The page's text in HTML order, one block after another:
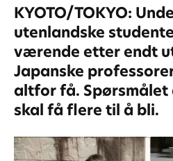
KYOTO/TOKYO:
utenlandske
værende etter endt
Japanske
altfor få. Spørsmålet
skal få flere til å bli.